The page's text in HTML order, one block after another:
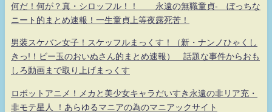
何だ！何が？真・シロッフル！！ 永遠の無職童貞- ぼっちな
ニート的まとめ速報！一生童貞上等夜露死苦！
男装スケバン女子！スケッフルまっくす！（新・ナンノひゃくし
きっ!！ビー玉のおいぬさん的まとめ速報） 話題な事件からおも
しろ動画まで取り上げまっくす
ロボットアニメ！メカと美少女キャラだいすき永遠の非リア充・
非モテ星人 ！あらゆるマニアの為のマニアックサイト